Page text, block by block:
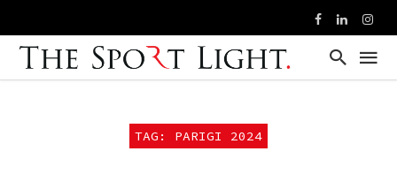
TAG: PARIGI 2024